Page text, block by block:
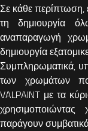
Σε κάθε περίπτωση,
τη δημιουργία
αναπαραγωγή
δημιουργία
Συμπληρωματικά,
των χρωμάτων
VALPAINT με τα
παράγουν